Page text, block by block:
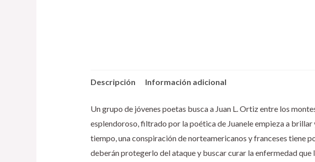
Descripción Información adicional
Un grupo de jóvenes poetas busca a Juan L. Ortiz entre los
esplendoroso, filtrado por la poética de Juanele empieza a brillar
tiempo, una conspiración de norteamericanos y franceses tiene
deberán protegerlo del ataque y buscar curar la enfermedad